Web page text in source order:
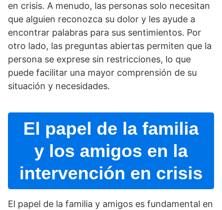
en crisis. A menudo, las personas solo necesitan
que alguien reconozca su dolor y les ayude a
encontrar palabras para sus sentimientos. Por
otro lado, las preguntas abiertas permiten que la
persona se exprese sin restricciones, lo que
puede facilitar una mayor comprensión de su
situación y necesidades.
El papel de la familia
y los amigos en la
intervención en crisis
El papel de la familia y amigos es fundamental en